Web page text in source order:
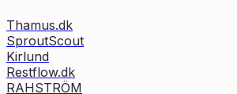
Thamus.dk
SproutScout
Kirlund
Restflow.dk
RAHSTRÖM